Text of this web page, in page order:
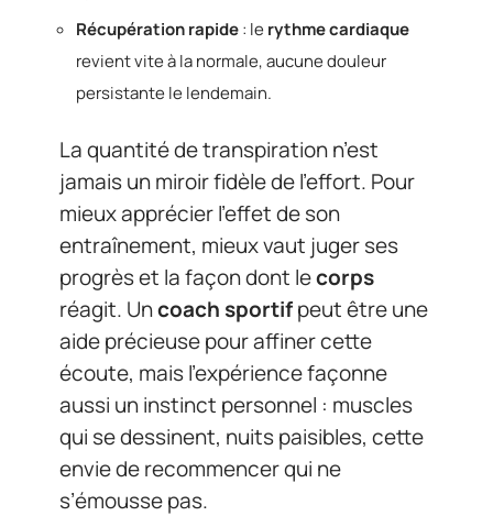
Récupération rapide: lerythme cardiaque
revient vite à la normale, aucune douleur
persistante le lendemain.
La quantité de transpiration n’est
jamais un miroir fidèle de l’effort. Pour
mieux apprécier l’effet de son
entraînement, mieux vaut juger ses
progrès et la façon dont lecorps
réagit. Uncoach sportifpeut être une
aide précieuse pour affiner cette
écoute, mais l’expérience façonne
aussi un instinct personnel : muscles
qui se dessinent, nuits paisibles, cette
envie de recommencer qui ne
s’émousse pas.